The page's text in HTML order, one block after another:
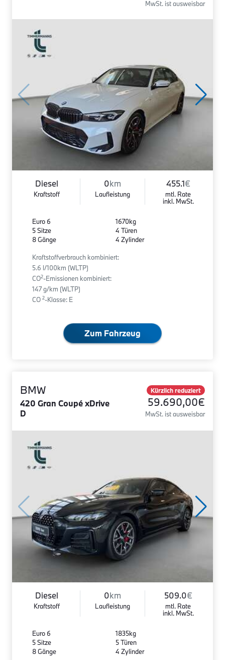
MwSt. ist ausweisbar
Diesel
Kraftstoff
0km
Laufleistung
455.1€
mtl. Rate
inkl. MwSt.
Euro 6
5 Sitze
8 Gänge
1670kg
4 Türen
4 Zylinder
Kraftstoffverbrauch kombiniert:
5.6 l/100km (WLTP)
CO2-Emissionen kombiniert:
147 g/km (WLTP)
CO 2-Klasse: E
Zum Fahrzeug
BMW
420 Gran Coupé xDrive
D
Kürzlich reduziert
59.690,00€
MwSt. ist ausweisbar
Diesel
Kraftstoff
0km
Laufleistung
509.0€
mtl. Rate
inkl. MwSt.
Euro 6
5 Sitze
8 Gänge
1835kg
5 Türen
4 Zylinder